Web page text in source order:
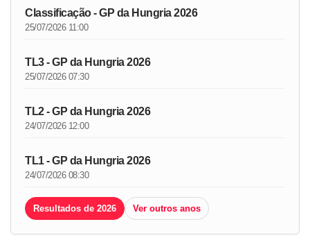
Classificação - GP da Hungria 2026
25/07/2026 11:00
TL3 - GP da Hungria 2026
25/07/2026 07:30
TL2 - GP da Hungria 2026
24/07/2026 12:00
TL1 - GP da Hungria 2026
24/07/2026 08:30
Resultados de 2026 Ver outros anos